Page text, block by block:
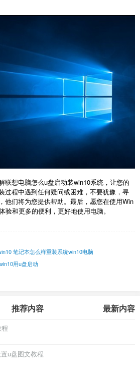
联想电脑怎么u盘启动装win10系统，让您的
过程中遇到任何疑问或困难，不要犹豫，寻
他们将为您提供帮助。最后，愿您在使用Win
验和更多的便利，更好地使用电脑。
笔记本怎么样重装系统win10电脑
用u盘启动
推荐内容 最新内容
u盘图文教程